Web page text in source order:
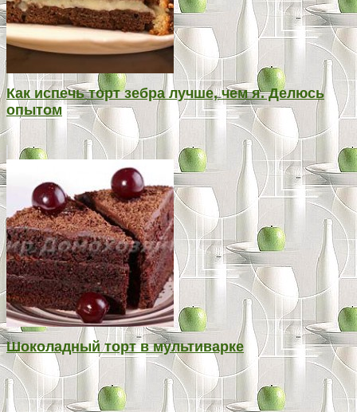
Как испечь торт зебра лучше, чем я. Делюсь
опытом
Шоколадный торт в мультиварке